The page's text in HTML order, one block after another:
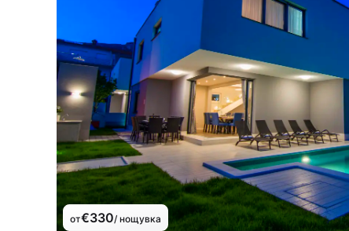
от€330/ нощувка